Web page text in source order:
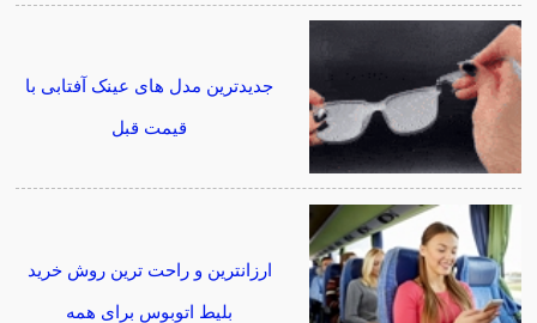
جدیدترین مدل های عینک آفتابی با
قیمت قبل
ارزانترین و راحت ترین روش خرید
بلیط اتوبوس برای همه